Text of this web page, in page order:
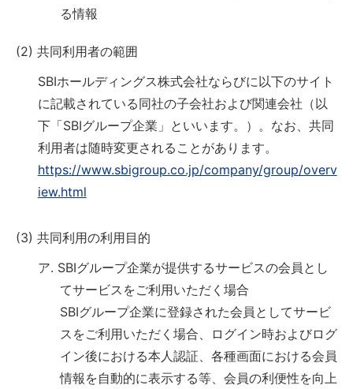
る情報
(2) 共同利用者の範囲
SBIホールディングス株式会社ならびに以下のサイト
に記載されている同社の子会社および関連会社（以
下「SBIグループ企業」といいます。）。なお、共同
利用者は随時変更されることがあります。
https://www.sbigroup.co.jp/company/group/overv
iew.html
(3) 共同利用の利用目的
ア. SBIグループ企業が提供するサービスの会員とし
てサービスをご利用いただく場合
SBIグループ企業に登録された会員としてサービ
スをご利用いただく場合、ログイン時およびログ
イン後における本人認証、各種画面における会員
情報を自動的に表示する等、会員の利便性を向上